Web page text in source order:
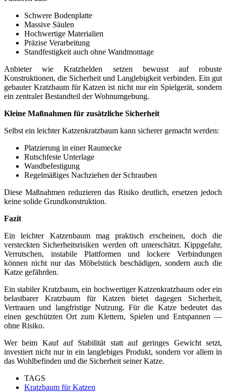
Schwere Bodenplatte
Massive Säulen
Hochwertige Materialien
Präzise Verarbeitung
Standfestigkeit auch ohne Wandmontage
Anbieter wie Kratzhelden setzen bewusst auf robuste
Konstruktionen, die Sicherheit und Langlebigkeit verbinden. Ein gut
gebauter Kratzbaum für Katzen ist nicht nur ein Spielgerät, sondern
ein zentraler Bestandteil der Wohnumgebung.
Kleine Maßnahmen für zusätzliche Sicherheit
Selbst ein leichter Katzenkratzbaum kann sicherer gemacht werden:
Platzierung in einer Raumecke
Rutschfeste Unterlage
Wandbefestigung
Regelmäßiges Nachziehen der Schrauben
Diese Maßnahmen reduzieren das Risiko deutlich, ersetzen jedoch
keine solide Grundkonstruktion.
Fazit
Ein leichter Katzenbaum mag praktisch erscheinen, doch die
versteckten Sicherheitsrisiken werden oft unterschätzt. Kippgefahr,
Verrutschen, instabile Plattformen und lockere Verbindungen
können nicht nur das Möbelstück beschädigen, sondern auch die
Katze gefährden.
Ein stabiler Kratzbaum, ein hochwertiger Katzenkratzbaum oder ein
belastbarer Kratzbaum für Katzen bietet dagegen Sicherheit,
Vertrauen und langfristige Nutzung. Für die Katze bedeutet das
einen geschützten Ort zum Klettern, Spielen und Entspannen —
ohne Risiko.
Wer beim Kauf auf Stabilität statt auf geringes Gewicht setzt,
investiert nicht nur in ein langlebiges Produkt, sondern vor allem in
das Wohlbefinden und die Sicherheit seiner Katze.
TAGS
Kratzbaum für Katzen